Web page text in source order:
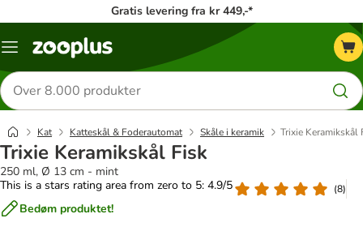
Gratis levering fra kr 449,-*
Menu
Søg
efter
produkter
Kat Katteskål & Foderautomat Skåle i keramik Trixie Keramikskål
Trixie Keramikskål Fisk
250 ml, Ø 13 cm - mint
This is a stars rating area from zero to 5: 4.9/5
(8)
Bedøm produktet!